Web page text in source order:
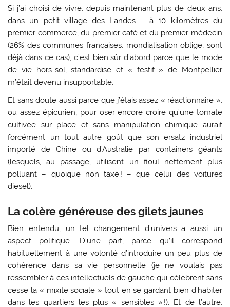
Si j’ai choisi de vivre, depuis maintenant plus de deux ans,
dans un petit village des Landes – à 10 kilomètres du
premier commerce, du premier café et du premier médecin
(26% des communes françaises, mondialisation oblige, sont
déjà dans ce cas), c’est bien sûr d’abord parce que le mode
de vie hors-sol, standardisé et « festif » de Montpellier
m’était devenu insupportable.
Et sans doute aussi parce que j’étais assez « réactionnaire »,
ou assez épicurien, pour oser encore croire qu’une tomate
cultivée sur place et sans manipulation chimique aurait
forcément un tout autre goût que son ersatz industriel
importé de Chine ou d’Australie par containers géants
(lesquels, au passage, utilisent un fioul nettement plus
polluant – quoique non taxé ! – que celui des voitures
diesel).
La colère généreuse des gilets jaunes
Bien entendu, un tel changement d’univers a aussi un
aspect politique. D’une part, parce qu’il correspond
habituellement à une volonté d’introduire un peu plus de
cohérence dans sa vie personnelle (je ne voulais pas
ressembler à ces intellectuels de gauche qui célèbrent sans
cesse la « mixité sociale » tout en se gardant bien d’habiter
dans les quartiers les plus « sensibles » !). Et de l’autre,